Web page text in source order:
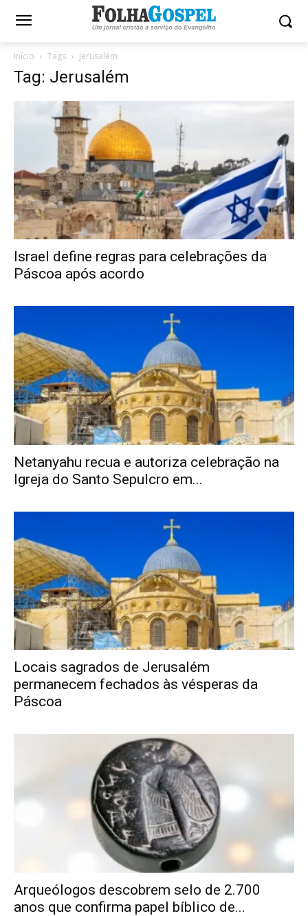
Início Tags Jerusalém
Tag: Jerusalém
Israel define regras para celebrações da
Páscoa após acordo
Netanyahu recua e autoriza celebração na
Igreja do Santo Sepulcro em...
Locais sagrados de Jerusalém
permanecem fechados às vésperas da
Páscoa
Arqueólogos descobrem selo de 2.700
anos que confirma papel bíblico de...